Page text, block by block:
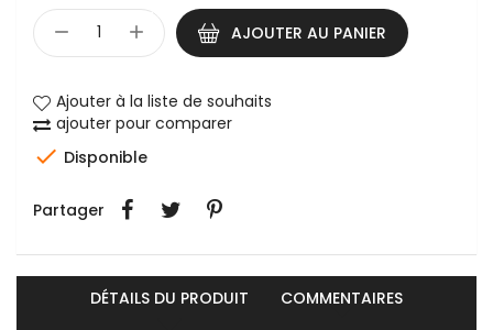
AJOUTER AU PANIER
Ajouter à la liste de souhaits
ajouter pour comparer
 Disponible
Partager
DÉTAILS DU PRODUIT
COMMENTAIRES